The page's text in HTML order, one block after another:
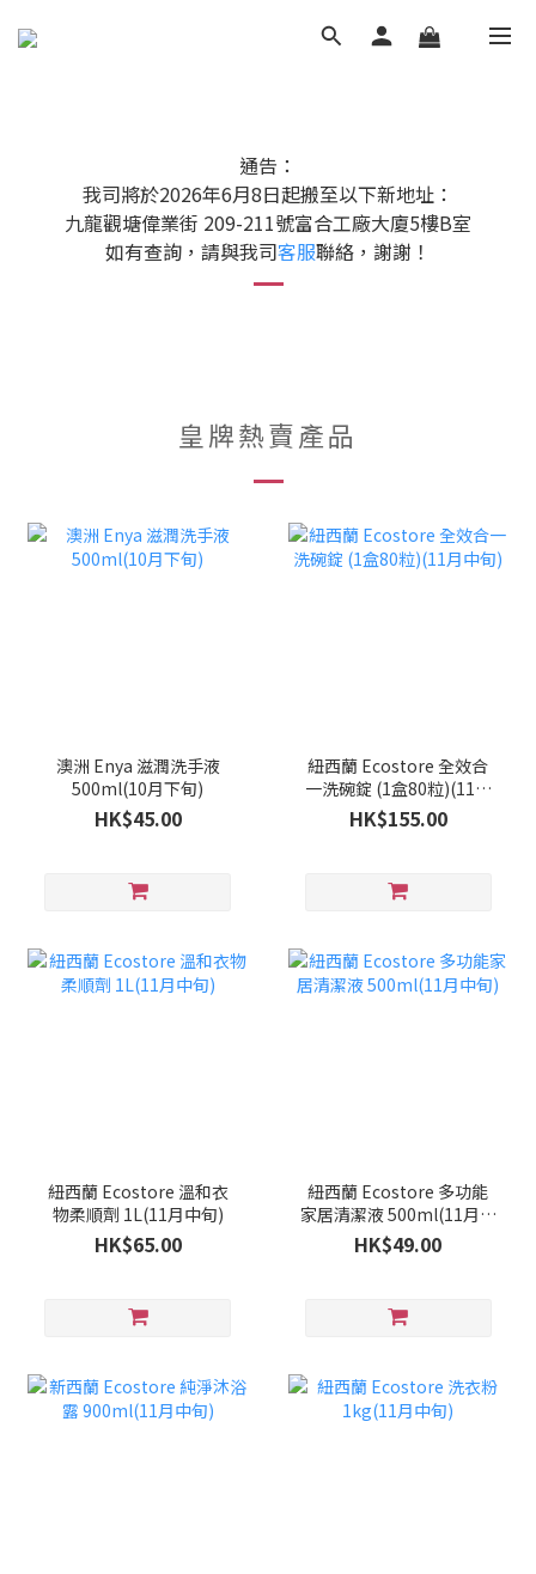
通告：
我司將於2026年6月8日起搬至以下新地址：
九龍觀塘偉業街 209-211號富合工廠大廈5樓B室
如有查詢，請與我司客服聯絡，謝謝！
皇牌熱賣產品
澳洲 Enya 滋潤洗手液
500ml(10月下旬)
HK$45.00
紐西蘭 Ecostore 全效合
一洗碗錠 (1盒80粒)(11月
中旬)
HK$155.00
紐西蘭 Ecostore 溫和衣
物柔順劑 1L(11月中旬)
HK$65.00
紐西蘭 Ecostore 多功能
家居清潔液 500ml(11月中
旬)
HK$49.00